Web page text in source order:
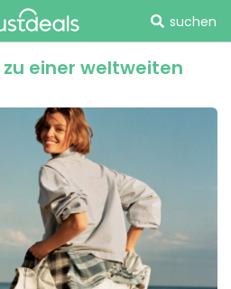
suchen
zu einer weltweiten